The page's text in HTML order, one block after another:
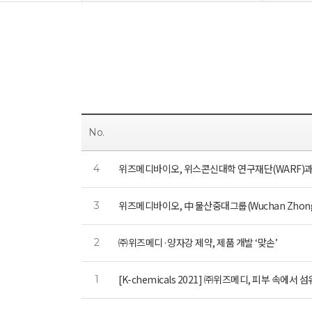
No.
4 위즈메디바이오, 위스콘신대학 연구재단(WARF)
3 위즈메디바이오, 中 물산중대그룹(Wuchan
2 ㈜위즈메디·양자강 제약, 제품 개발 ‘맞손’
1 [K-chemicals 2021] ㈜위즈메디, 피부 속에서 섬